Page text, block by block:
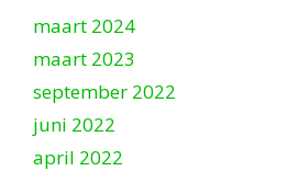
maart 2024
maart 2023
september 2022
juni 2022
april 2022